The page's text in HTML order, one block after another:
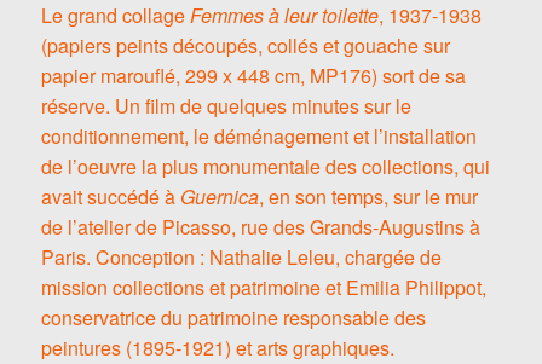
Le grand collageFemmes à leur toilette, 1937-1938
(papiers peints découpés, collés et gouache sur
papier marouflé, 299 x 448 cm, MP176) sort de sa
réserve. Un film de quelques minutes sur le
conditionnement, le déménagement et l’installation
de l’oeuvre la plus monumentale des collections, qui
avait succédé à Guernica, en son temps, sur le mur
de l’atelier de Picasso, rue des Grands-Augustins à
Paris. Conception : Nathalie Leleu, chargée de
mission collections et patrimoine et Emilia Philippot,
conservatrice du patrimoine responsable des
peintures (1895-1921) et arts graphiques.